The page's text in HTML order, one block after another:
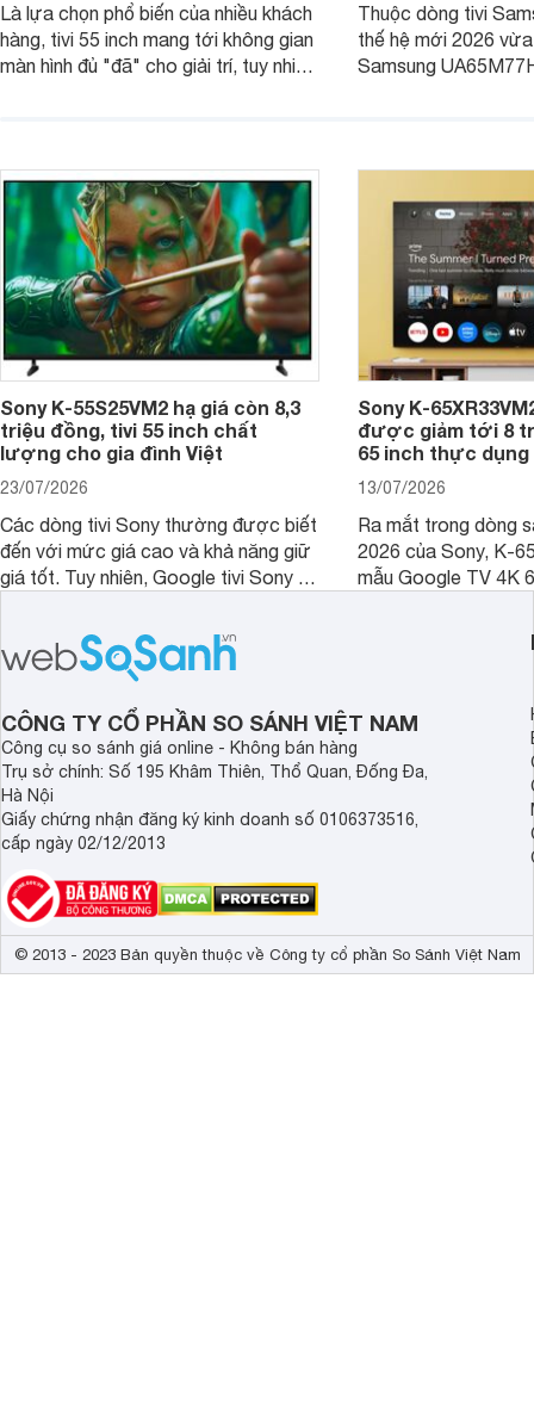
Là lựa chọn phổ biến của nhiều khách
hàng, tivi 55 inch mang tới không gian
màn hình đủ "đã" cho giải trí, tuy nhiên
dùng cho phòng bao nhiêu m2?
Thuộc dòng tivi
thế hệ mới 2026
Samsung
Sony K-55S25VM2 hạ giá còn 8,3
triệu đồng, tivi 55 inch chất
lượng cho gia đình Việt
23/07/2026
Các dòng tivi Sony thường được biết
đến với mức giá cao và khả năng giữ
giá tốt. Tuy nhiên, Google tivi Sony 55
hợp đáng chú ý khi có mức giá dễ
tiếp cận hơn dù mới ra mắt trong năm
Sony K-
được giảm tới 8
65 inch thực
13/07/2026
Ra mắt trong dòng
2026 của Sony, K-
mẫu Google TV 4K
tảng Google TV
nghệ hỗ trợ nâng
CÔNG TY CỔ PHẦN SO SÁNH VIỆT NAM
Công cụ so sánh giá online - Không bán hàng
Trụ sở chính: Số 195 Khâm Thiên, Thổ Quan, Đống Đa,
Hà Nội
Giấy chứng nhận đăng ký kinh doanh số 0106373516,
cấp ngày 02/12/2013
© 2013 - 2023 Bản quyền thuộc về Công ty cổ phần So Sánh Việt Nam